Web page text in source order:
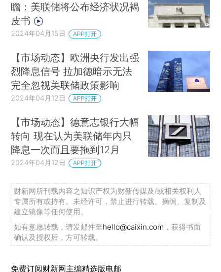
瞻：美联储将公布经济状况褐
皮书
2024年04月15日 APP打开
【市场动态】欧洲央行发出强
烈降息信号 拉加德暗示无法
完全忽视美联储政策影响
2024年04月12日 APP打开
【市场动态】德意志银行大幅
转向 现在认为美联储年内只
降息一次而且要拖到12月
2024年04月12日 APP打开
财新网所刊载内容之知识产权为财新传媒及/或相关权利人
专属所有或持有。未经许可，禁止进行转载、摘编、复制及
建立镜像等任何使用。
如有意愿转载，请发邮件至hello@caixin.com ，获得书面
确认及授权后，方可转载。
免费订阅财新网主编精选版电邮